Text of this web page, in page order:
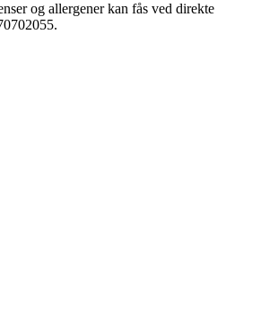
og allergener kan fås ved direkte